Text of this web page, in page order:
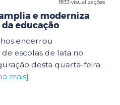
1833 visualizações
e moderniza
educação
encerrou
escolas de lata no
desta quarta-feira
mais]